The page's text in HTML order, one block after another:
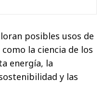
posibles usos de
la ciencia de los
energía, la
y las